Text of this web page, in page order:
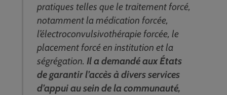
pratiques telles que le traitement forcé,
notamment la médication forcée,
l’électroconvulsivothérapie forcée, le
placement forcé en institution et la
ségrégation. Il a demandé aux États
de garantir l’accès à divers services
d’appui au sein de la communauté,